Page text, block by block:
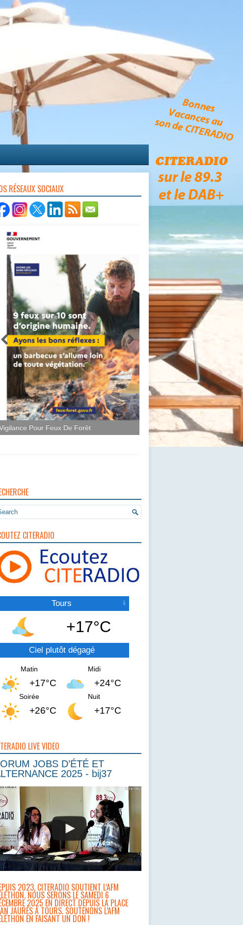
RÉSEAUX SOCIAUX
Pour Feux De Forêt
CITERADIO
Tours
+17°C
Ciel plutôt dégagé
Matin
+17°C
Midi
+24°C
Soirée
+26°C
Nuit
+17°C
LIVE VIDEO
JOBS D’ÉTÉ ET
2025 - bij37
2023, CITERADIO SOUTIENT L’AFM
NOUS SERONS LE SAMEDI 6
2025 EN DIRECT DEPUIS LA PLACE
JAURÈS À TOURS. SOUTENONS L’AFM
EN FAISANT UN DON !